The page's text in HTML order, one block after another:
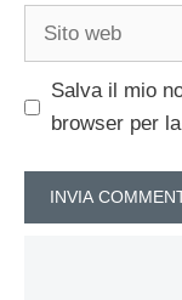
Sito
Salva il mio
browser per